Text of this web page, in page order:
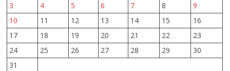
3
4 5 6 7 8
9
10
11 12 13 14 15
16
17
18 19 20 21 22
23
24
25 26 27 28 29
30
31